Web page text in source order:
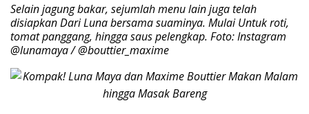
Selain jagung bakar, sejumlah menu lain juga telah
disiapkan Dari Luna bersama suaminya. Mulai Untuk roti,
tomat panggang, hingga saus pelengkap. Foto: Instagram
@lunamaya / @bouttier_maxime